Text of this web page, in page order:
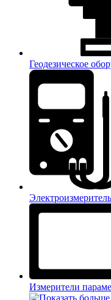
Геодезическое
Измерители